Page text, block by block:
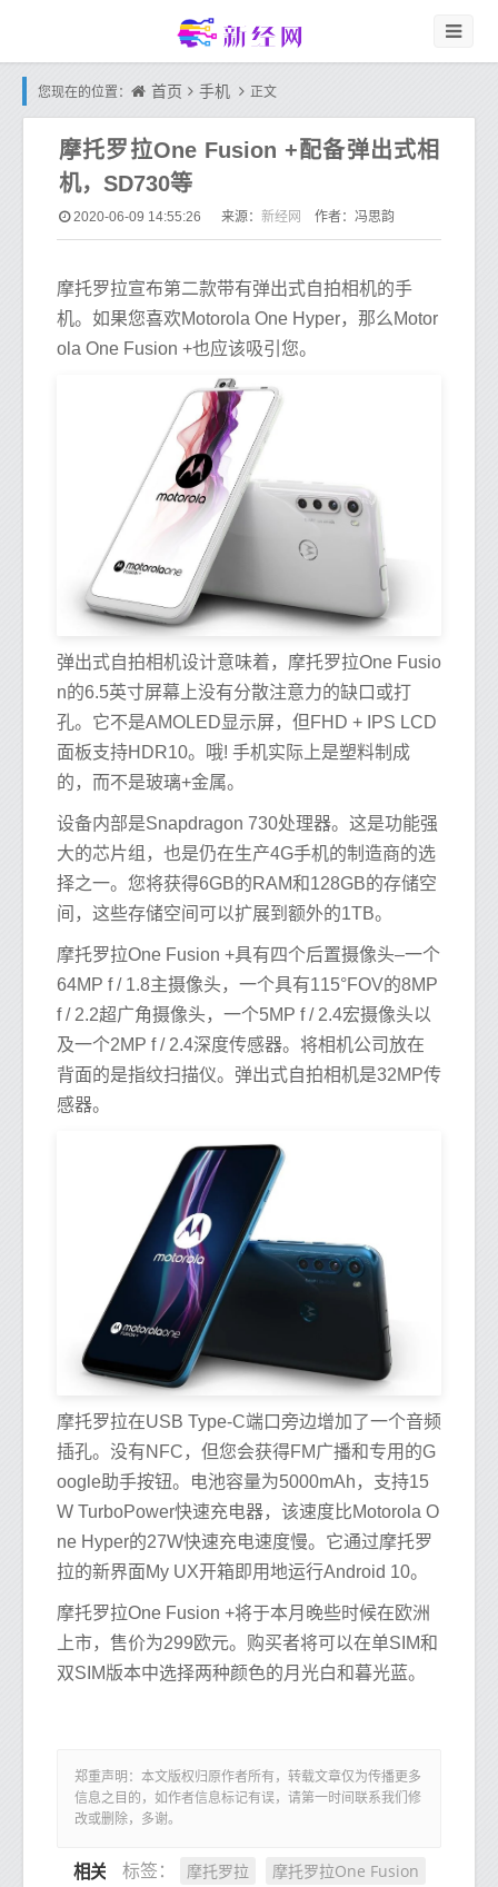
您现在的位置： 首页 手机 正文
摩托罗拉One Fusion +配备弹出式相
机，SD730等
2020-06-09 14:55:26 来源： 新经网 作者：冯思韵
摩托罗拉宣布第二款带有弹出式自拍相机的手
机。如果您喜欢Motorola One Hyper，那么Motor
ola One Fusion +也应该吸引您。
弹出式自拍相机设计意味着，摩托罗拉One Fusio
n的6.5英寸屏幕上没有分散注意力的缺口或打
孔。它不是AMOLED显示屏，但FHD + IPS LCD
面板支持HDR10。哦! 手机实际上是塑料制成
的，而不是玻璃+金属。
设备内部是Snapdragon 730处理器。这是功能强
大的芯片组，也是仍在生产4G手机的制造商的选
择之一。您将获得6GB的RAM和128GB的存储空
间，这些存储空间可以扩展到额外的1TB。
摩托罗拉One Fusion +具有四个后置摄像头–一个
64MP f / 1.8主摄像头，一个具有115°FOV的8MP
f / 2.2超广角摄像头，一个5MP f / 2.4宏摄像头以
及一个2MP f / 2.4深度传感器。将相机公司放在
背面的是指纹扫描仪。弹出式自拍相机是32MP传
感器。
摩托罗拉在USB Type-C端口旁边增加了一个音频
插孔。没有NFC，但您会获得FM广播和专用的G
oogle助手按钮。电池容量为5000mAh，支持15
W TurboPower快速充电器，该速度比Motorola O
ne Hyper的27W快速充电速度慢。它通过摩托罗
拉的新界面My UX开箱即用地运行Android 10。
摩托罗拉One Fusion +将于本月晚些时候在欧洲
上市，售价为299欧元。购买者将可以在单SIM和
双SIM版本中选择两种颜色的月光白和暮光蓝。
郑重声明：本文版权归原作者所有，转载文章仅为传播更多
信息之目的，如作者信息标记有误，请第一时间联系我们修
改或删除，多谢。
标签： 摩托罗拉 摩托罗拉One Fusion
相关推荐